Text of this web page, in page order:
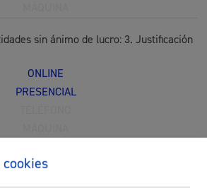
sin ánimo de lucro: 3. Justificación
ONLINE
PRESENCIAL
educativos y asociaciones